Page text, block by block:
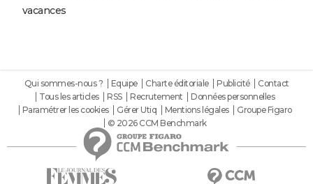
vacances
Qui sommes-nous ? Equipe Charte éditoriale Publicité
Contact
Tous les articles
RSS Recrutement
Données personnelles
Paramétrer les cookies
Gérer Utiq Mentions légales
Groupe Figaro
© 2026 CCM Benchmark